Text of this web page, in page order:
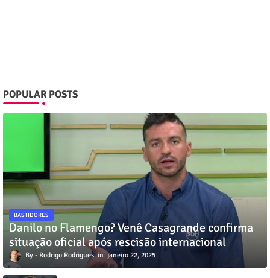
POPULAR POSTS
BASTIDORES
Danilo no Flamengo? Venê Casagrande confirma
situação oficial após rescisão internacional
Rodrigo Rodrigues janeiro 22, 2025